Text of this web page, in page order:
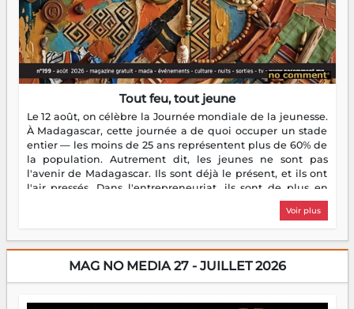
Tout feu, tout jeune
Le 12 août, on célèbre la Journée mondiale de la jeunesse.
À Madagascar, cette journée a de quoi occuper un stade
entier — les moins de 25 ans représentent plus de 60% de
la population. Autrement dit, les jeunes ne sont pas
l'avenir de Madagascar. Ils sont déjà le présent, et ils ont
l'air pressés. Dans l'entrepreneuriat, ils sont de plus en
plus nombreux à se lancer, à créer, à risquer — souvent
sans filet, souvent sans aide, mais toujours avec cette
dorment vraiment la nuit. En culture, les nouvelles sont
encore meilleures. Aina Rasamoelina vient de décrocher le
Prix RFI Instrumental Afrique. Miangaly Elia rafle le Prix
jeunes qui tiennent la torche. Alors oui, on pourrait
Voir plus
MAG NO MEDIA 27 - JUILLET 2026